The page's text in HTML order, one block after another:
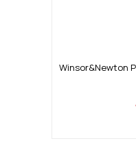
Winsor&Newton